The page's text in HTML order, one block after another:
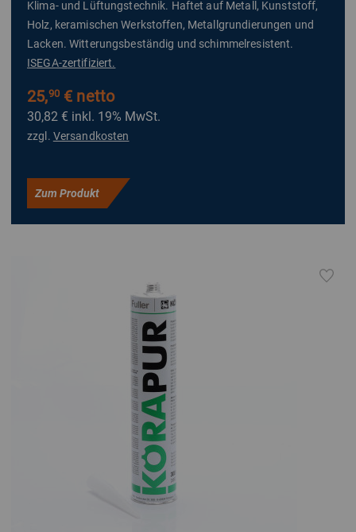
Klima- und Lüftungstechnik. Haftet auf Metall, Kunststoff,
Holz, keramischen Werkstoffen, Metallgrundierungen und
Lacken. Witterungsbeständig und schimmelresistent.
ISEGA-zertifiziert.
25,90€ netto
30,82 € inkl. 19% MwSt.
zzgl. Versandkosten
Zum Produkt